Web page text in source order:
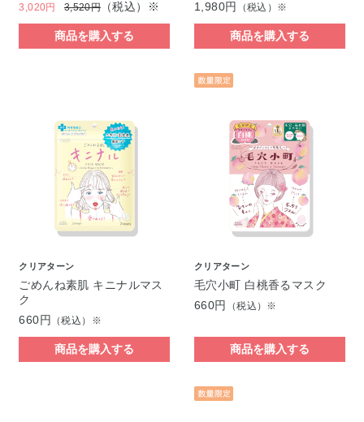
3,020円 3,520円 （税込）※
商品を購入する
1,980円
（税込）※
商品を購入する
クリアターン
ごめんね素肌 キニナルマス
ク
660円
（税込）※
商品を購入する
クリアターン
毛穴小町 白桃香るマスク
660円
（税込）※
商品を購入する